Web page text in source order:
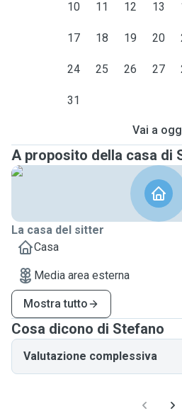
10 11 12 13
17 18 19 20
24 25 26 27
31
Vai a
A proposito della casa di
La casa del sitter
Casa
Media area esterna
Mostra tutto
Cosa dicono di Stefano
Valutazione complessiva